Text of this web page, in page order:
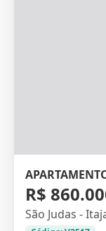
R$
São Judas -